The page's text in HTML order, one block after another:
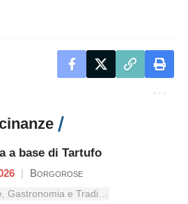
a base di Tartufo
| Borgorose
Sagre, Gastronomia e Tradizioni nel Lazio